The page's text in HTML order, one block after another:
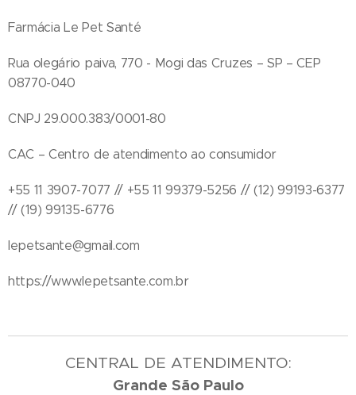
Farmácia Le Pet Santé
Rua olegário paiva, 770 - Mogi das Cruzes – SP – CEP
08770-040
CNPJ 29.000.383/0001-80
CAC – Centro de atendimento ao consumidor
+55 11 3907-7077 // +55 11 99379-5256 // (12) 99193-6377
// (19) 99135-6776
lepetsante@gmail.com
https://www.lepetsante.com.br
CENTRAL DE ATENDIMENTO:
Grande São Paulo